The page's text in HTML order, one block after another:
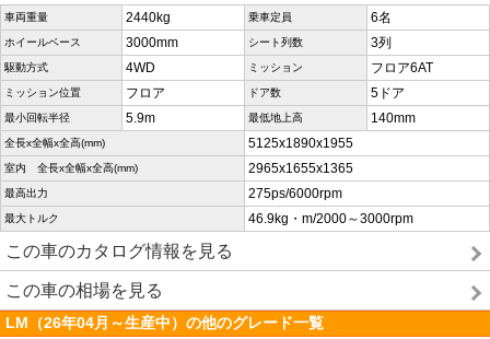
車両重量 2440kg 乗車定員 6名
ホイールベース 3000mm シート列数 3列
駆動方式 4WD ミッション フロア6AT
ミッション位置 フロア ドア数 5ドア
最小回転半径 5.9m 最低地上高 140mm
全長x全幅x全高(mm) 5125x1890x1955
室内 全長x全幅x全高(mm) 2965x1655x1365
最高出力 275ps/6000rpm
最大トルク 46.9kg・m/2000～3000rpm
この車のカタログ情報を見る
この車の相場を見る
LM（26年04月～生産中）の他のグレード一覧